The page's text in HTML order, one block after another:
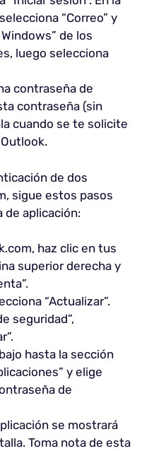
“Correo” y
de los
luego selecciona
contraseña de
contraseña (sin
cuando se te solicite
de dos
sigue estos pasos
de aplicación:
haz clic en tus
superior derecha y
“Actualizar”.
seguridad”,
hasta la sección
y elige
de
se mostrará
Toma nota de esta